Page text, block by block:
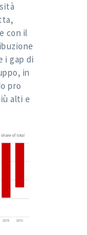
con il
i gap di
in
pro
alti e